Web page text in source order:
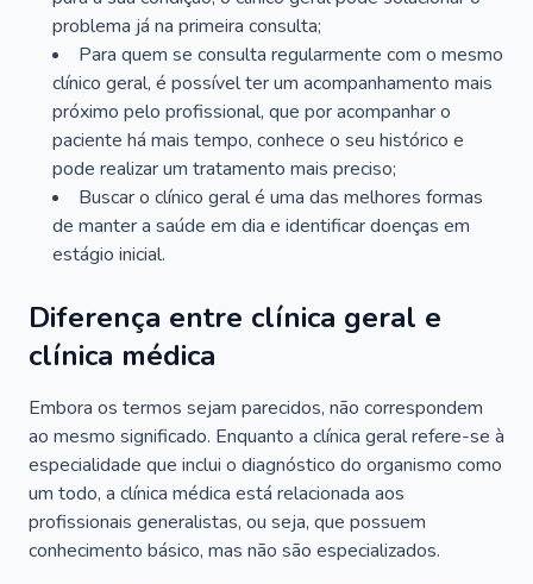
problema já na primeira consulta;
Para quem se consulta regularmente com o mesmo
clínico geral, é possível ter um acompanhamento mais
próximo pelo profissional, que por acompanhar o
paciente há mais tempo, conhece o seu histórico e
pode realizar um tratamento mais preciso;
Buscar o clínico geral é uma das melhores formas
de manter a saúde em dia e identificar doenças em
estágio inicial.
Diferença entre clínica geral e
clínica médica
Embora os termos sejam parecidos, não correspondem
ao mesmo significado. Enquanto a clínica geral refere-se à
especialidade que inclui o diagnóstico do organismo como
um todo, a clínica médica está relacionada aos
profissionais generalistas, ou seja, que possuem
conhecimento básico, mas não são especializados.